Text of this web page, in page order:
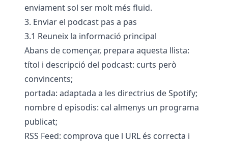
enviament sol ser molt més fluid.
3. Enviar el podcast pas a pas
3.1 Reuneix la informació principal
Abans de començar, prepara aquesta llista:
títol i descripció del podcast: curts però
convincents;
portada: adaptada a les directrius de Spotify;
nombre d episodis: cal almenys un programa
publicat;
RSS Feed: comprova que l URL és correcta i